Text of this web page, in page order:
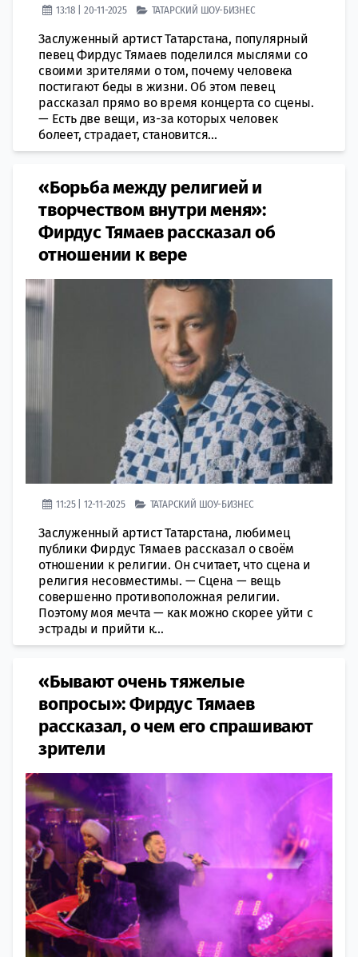
13:18 | 20-11-2025 ТАТАРСКИЙ ШОУ-БИЗНЕС
Заслуженный артист Татарстана, популярный
певец Фирдус Тямаев поделился мыслями со
своими зрителями о том, почему человека
постигают беды в жизни. Об этом певец
рассказал прямо во время концерта со сцены.
— Есть две вещи, из-за которых человек
болеет, страдает, становится...
«Борьба между религией и
творчеством внутри меня»:
Фирдус Тямаев рассказал об
отношении к вере
11:25 | 12-11-2025 ТАТАРСКИЙ ШОУ-БИЗНЕС
Заслуженный артист Татарстана, любимец
публики Фирдус Тямаев рассказал о своём
отношении к религии. Он считает, что сцена и
религия несовместимы. — Сцена — вещь
совершенно противоположная религии.
Поэтому моя мечта — как можно скорее уйти с
эстрады и прийти к...
«Бывают очень тяжелые
вопросы»: Фирдус Тямаев
рассказал, о чем его спрашивают
зрители